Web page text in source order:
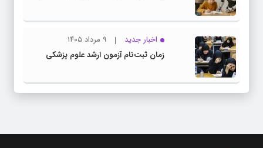
اخبار جدید
۹ مرداد ۱۴۰۵
زمان ثبت‌نام آزمون ارشد علوم پزشکی